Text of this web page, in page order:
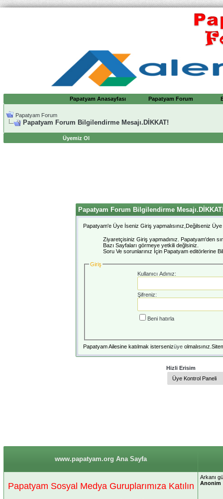
Papatyam Anasayfası Papatyam Forum
Papatyam Forum
Papatyam Forum Bilgilendirme Mesajı.DİKKAT!
Üyemiz Ol
Papatyam Forum Bilgilendirme
Papatyam'e Üye İseniz Giriş yapmalısınız,Değilseniz Üye
Ziyaretçisiniz Giriş yapmadınız. Papatyam'den
Bazı Sayfaları görmeye yetkili değlsiniz.
Soru Ve sorunlarınız İçin Papatyam editörlerine
Giriş
Kullanıcı Adınız:
Şifreniz:
Beni hatırla
Papatyam Ailesine katılmak istersenizüye
Hizli Erisim
www.papatyam.org Ana Sayfa
Papatyam Sosyal Medya Guruplarımıza Katılın
Arkanı
Anonim